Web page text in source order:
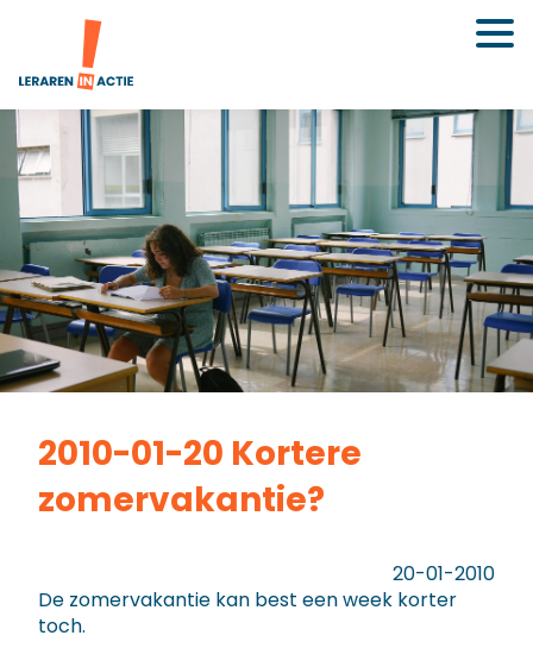
2010-01-20 Kortere
zomervakantie?
20-01-2010
De zomervakantie kan best een week korter
toch.